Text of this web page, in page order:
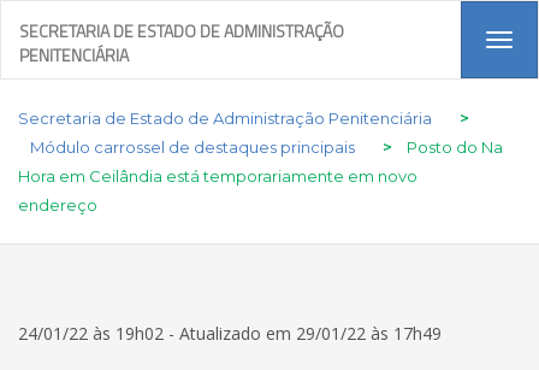
SECRETARIA DE ESTADO DE ADMINISTRAÇÃO
PENITENCIÁRIA
Secretaria de Estado de Administração Penitenciária
>
Módulo carrossel de destaques principais
>
Posto do Na
Hora em Ceilândia está temporariamente em novo
endereço
24/01/22 às 19h02 - Atualizado em 29/01/22 às 17h49